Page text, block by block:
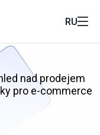
RU
nad prodejem
pro e-commerce